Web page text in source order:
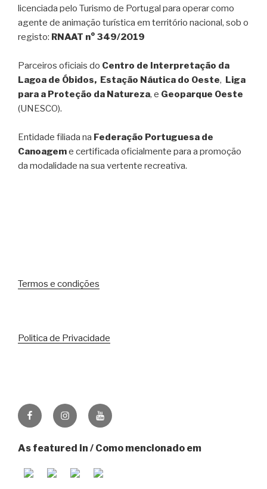
licenciada pelo Turismo de Portugal para operar como
agente de animação turística em território nacional, sob o
registo: RNAAT n° 349/2019
Parceiros oficiais do Centro de Interpretação da
Lagoa de Óbidos, Estação Náutica do Oeste, Liga
para a Proteção da Natureza, e Geoparque Oeste
(UNESCO).
Entidade filiada na Federação Portuguesa de
Canoageme certificada oficialmente para a promoção
da modalidade na sua vertente recreativa.
Termos e condições
Politica de Privacidade
FacebookInstagramYoutube
As featured in / Como mencionado em